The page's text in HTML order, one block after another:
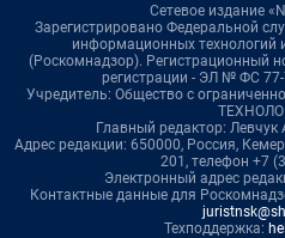
Сетевое издание
Зарегистрировано Федеральной
информационных технологий
(Роскомнадзор). Регистрационный
регистрации - ЭЛ № ФС
Учредитель: Общество с
Главный редактор:
Адрес редакции: 650000, Россия,
201, телефон +7
Электронный адрес
Контактные данные для
Техподдержка: